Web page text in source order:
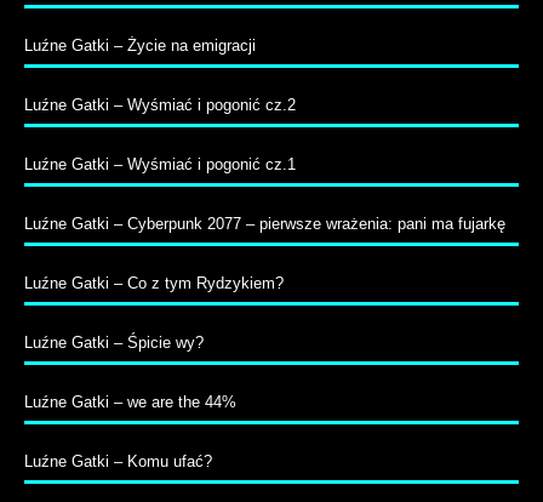
Luźne Gatki – Życie na emigracji
Luźne Gatki – Wyśmiać i pogonić cz.2
Luźne Gatki – Wyśmiać i pogonić cz.1
Luźne Gatki – Cyberpunk 2077 – pierwsze wrażenia: pani ma fujarkę
Luźne Gatki – Co z tym Rydzykiem?
Luźne Gatki – Śpicie wy?
Luźne Gatki – we are the 44%
Luźne Gatki – Komu ufać?